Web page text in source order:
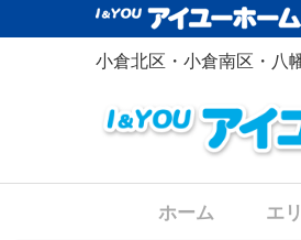
小倉北区・小倉南区・八
ホーム エ